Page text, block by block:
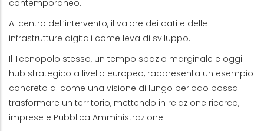
contemporaneo.
Al centro dell’intervento, il valore dei dati e delle
infrastrutture digitali come leva di sviluppo.
Il Tecnopolo stesso, un tempo spazio marginale e oggi
hub strategico a livello europeo, rappresenta un esempio
concreto di come una visione di lungo periodo possa
trasformare un territorio, mettendo in relazione ricerca,
imprese e Pubblica Amministrazione.